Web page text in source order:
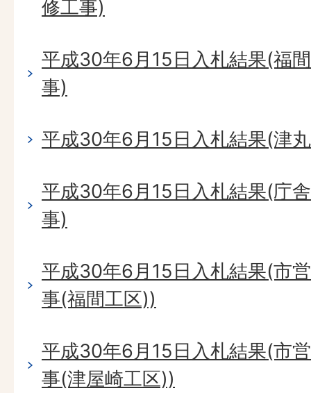
修工事)
平成30年6月15日入札結果(福
事)
平成30年6月15日入札結果(津
平成30年6月15日入札結果(庁
事)
平成30年6月15日入札結果(市
事(福間工区))
平成30年6月15日入札結果(市
事(津屋崎工区))